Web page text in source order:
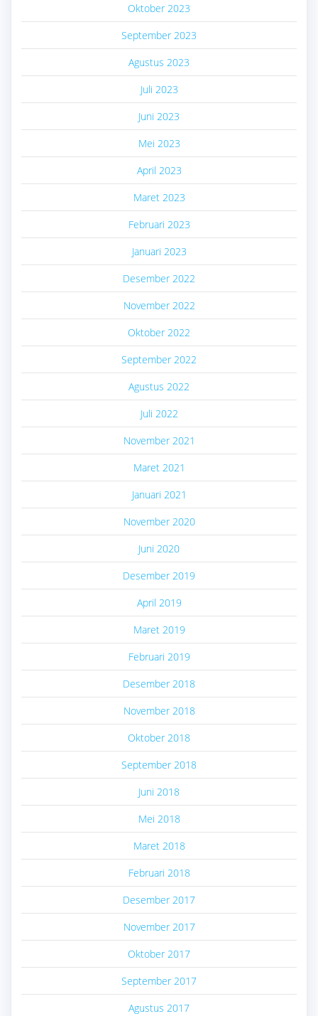
Oktober 2023
September 2023
Agustus 2023
Juli 2023
Juni 2023
Mei 2023
April 2023
Maret 2023
Februari 2023
Januari 2023
Desember 2022
November 2022
Oktober 2022
September 2022
Agustus 2022
Juli 2022
November 2021
Maret 2021
Januari 2021
November 2020
Juni 2020
Desember 2019
April 2019
Maret 2019
Februari 2019
Desember 2018
November 2018
Oktober 2018
September 2018
Juni 2018
Mei 2018
Maret 2018
Februari 2018
Desember 2017
November 2017
Oktober 2017
September 2017
Agustus 2017